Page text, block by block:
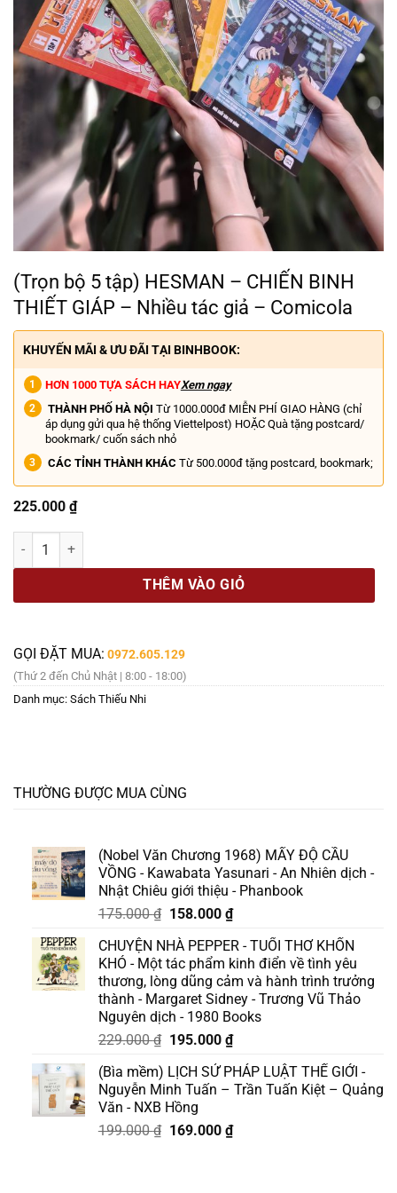
(Trọn bộ 5 tập) HESMAN – CHIẾN BINH
THIẾT GIÁP – Nhiều tác giả – Comicola
KHUYẾN MÃI & ƯU ĐÃI TẠI BINHBOOK:
HƠN 1000 TỰA SÁCH HAYXem ngay
THÀNH PHỐ HÀ NỘI Từ 1000.000đ MIỄN PHÍ GIAO HÀNG (chỉ
áp dụng gửi qua hệ thống Viettelpost) HOẶC Quà tặng postcard/
bookmark/ cuốn sách nhỏ
CÁC TỈNH THÀNH KHÁC Từ 500.000đ tặng postcard, bookmark;
225.000 ₫
(Trọn bộ 5 tập) HESMAN – CHIẾN BINH THIẾT GIÁP – Nhiều tác
THÊM VÀO GIỎ
GỌI ĐẶT MUA: 0972.605.129
(Thứ 2 đến Chủ Nhật | 8:00 - 18:00)
Danh mục: Sách Thiếu Nhi
THƯỜNG ĐƯỢC MUA CÙNG
(Nobel Văn Chương 1968) MẤY ĐỘ CẦU
VỒNG - Kawabata Yasunari - An Nhiên dịch -
Nhật Chiêu giới thiệu - Phanbook
175.000₫ Giá
là:
175.000 ₫.
158.000 ₫Giá
tại
là:
158.000 ₫.
CHUYỆN NHÀ PEPPER - TUỔI THƠ KHỐN
KHÓ - Một tác phẩm kinh điển về tình yêu
thương, lòng dũng cảm và hành trình trưởng
thành - Margaret Sidney - Trương Vũ Thảo
Nguyên dịch - 1980 Books
229.000₫ Giá
là:
229.000 ₫.
195.000 ₫Giá
tại
là:
(Bìa mềm) LỊCH SỬ PHÁP LUẬT THẾ GIỚI -
Nguyễn Minh Tuấn – Trần Tuấn Kiệt – Quảng
Văn - NXB Hồng
199.000₫ Giá
169.000 ₫Giá